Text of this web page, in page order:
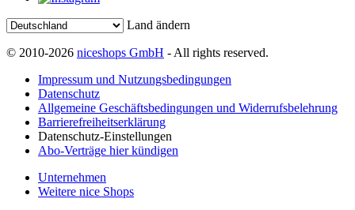
Land ändern
© 2010-2026 niceshops GmbH - All rights reserved.
Impressum und Nutzungsbedingungen
Datenschutz
Allgemeine Geschäftsbedingungen und Widerrufsbelehrung
Barrierefreiheitserklärung
Datenschutz-Einstellungen
Abo-Verträge hier kündigen
Unternehmen
Weitere nice Shops